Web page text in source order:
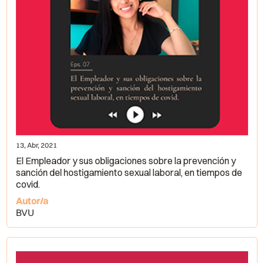
13, Abr, 2021
El Empleador y sus obligaciones sobre la prevención y
sanción del hostigamiento sexual laboral, en tiempos de
covid.
Autor/a
BVU